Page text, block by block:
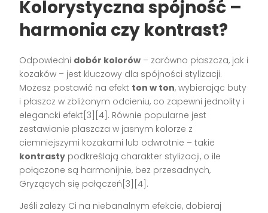
Kolorystyczna spójność –
harmonia czy kontrast?
Odpowiedni dobór kolorów – zarówno płaszcza, jak i
kozaków – jest kluczowy dla spójności stylizacji.
Możesz postawić na efekt ton w ton, wybierając buty
i płaszcz w zbliżonym odcieniu, co zapewni jednolity i
elegancki efekt[3][4]. Równie popularne jest
zestawianie płaszcza w jasnym kolorze z
ciemniejszymi kozakami lub odwrotnie – takie
kontrasty podkreślają charakter stylizacji, o ile
połączone są harmonijnie, bez przesadnych,
Gryzących się połączeń[3][4].
Jeśli zależy Ci na niebanalnym efekcie, dobieraj